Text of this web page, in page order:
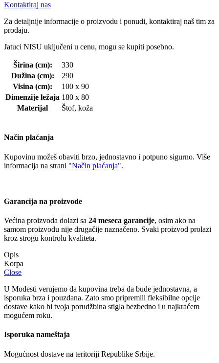
Kontaktiraj nas
Za detaljnije informacije o proizvodu i ponudi, kontaktiraj naš tim za
prodaju.
Jatuci NISU uključeni u cenu, mogu se kupiti posebno.
Širina (cm):
330
Dužina (cm):
290
Visina (cm):
100 x 90
Dimenzije ležaja 180 x 80
Materijal
Štof, koža
Način plaćanja
Kupovinu možeš obaviti brzo, jednostavno i potpuno sigurno. Više
informacija na strani "Način plaćanja".
Garancija na proizvode
Većina proizvoda dolazi sa 24 meseca garancije, osim ako na
samom proizvodu nije drugačije naznačeno. Svaki proizvod prolazi
kroz strogu kontrolu kvaliteta.
Opis
Close
U Modesti verujemo da kupovina treba da bude jednostavna, a
isporuka brza i pouzdana. Zato smo pripremili fleksibilne opcije
dostave kako bi tvoja porudžbina stigla bezbedno i u najkraćem
mogućem roku.
Isporuka nameštaja
Mogućnost dostave na teritoriji Republike Srbije.